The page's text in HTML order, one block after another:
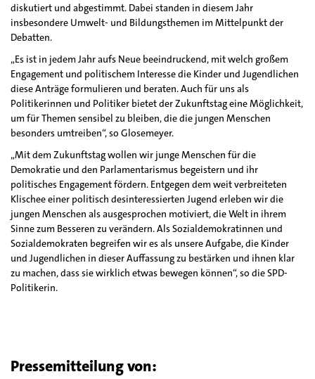
diskutiert und abgestimmt. Dabei standen in diesem Jahr
insbesondere Umwelt- und Bildungsthemen im Mittelpunkt der
Debatten.
„Es ist in jedem Jahr aufs Neue beeindruckend, mit welch großem
Engagement und politischem Interesse die Kinder und Jugendlichen
diese Anträge formulieren und beraten. Auch für uns als
Politikerinnen und Politiker bietet der Zukunftstag eine Möglichkeit,
um für Themen sensibel zu bleiben, die die jungen Menschen
besonders umtreiben“, so Glosemeyer.
„Mit dem Zukunftstag wollen wir junge Menschen für die
Demokratie und den Parlamentarismus begeistern und ihr
politisches Engagement fördern. Entgegen dem weit verbreiteten
Klischee einer politisch desinteressierten Jugend erleben wir die
jungen Menschen als ausgesprochen motiviert, die Welt in ihrem
Sinne zum Besseren zu verändern. Als Sozialdemokratinnen und
Sozialdemokraten begreifen wir es als unsere Aufgabe, die Kinder
und Jugendlichen in dieser Auffassung zu bestärken und ihnen klar
zu machen, dass sie wirklich etwas bewegen können“, so die SPD-
Politikerin.
Pressemitteilung von: